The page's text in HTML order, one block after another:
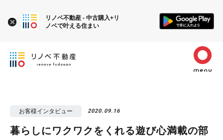
お客様インタビュー 2020.09.16
暮らしにワクワクをくれる遊び心満載の部
リノベ不動産 - 中古購入+リ
ノベで叶える住まい